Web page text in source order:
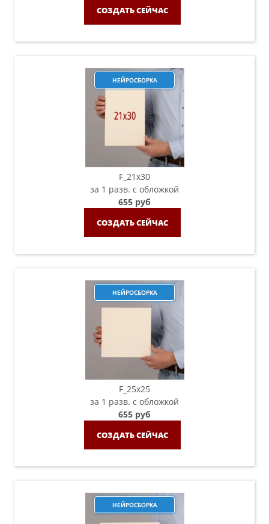
СОЗДАТЬ СЕЙЧАС
НЕЙРОСБОРКА
F_21х30
за 1 разв. с обложкой
655 руб
СОЗДАТЬ СЕЙЧАС
НЕЙРОСБОРКА
F_25х25
за 1 разв. с обложкой
655 руб
СОЗДАТЬ СЕЙЧАС
НЕЙРОСБОРКА